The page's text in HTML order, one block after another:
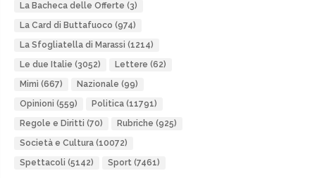
La Bacheca delle Offerte (3)
La Card di Buttafuoco (974)
La Sfogliatella di Marassi (1214)
Le due Italie (3052) Lettere (62)
Mimì (667) Nazionale (99)
Opinioni (559) Politica(11791)
Regole e Diritti (70) Rubriche (925)
Società e Cultura(10072)
Spettacoli (5142) Sport(7461)